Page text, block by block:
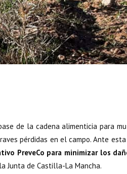
de la cadena alimenticia para
pérdidas en el campo. Ante
PreveCo para minimizar los
Junta de Castilla-La Mancha.